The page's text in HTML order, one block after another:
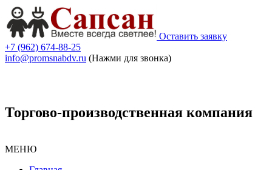
Оставить заявку
+7 (962) 674-88-25
info@promsnabdv.ru (Нажми для звонка)
Торгово-производственная компания
МЕНЮ